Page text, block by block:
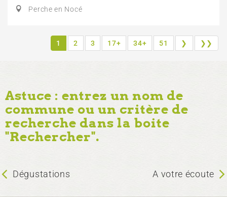
Perche en Nocé
1 2 3 17+ 34+ 51 ❯ ❯❯
Astuce : entrez un nom de
commune ou un critère de
recherche dans la boite
"Rechercher".
Dégustations A votre écoute